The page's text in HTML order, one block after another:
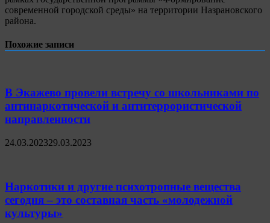
современной городской среды» на территории Назрановского
района.
Похожие записи
В Экажево провели встречу со школьниками по
антинаркотической и антитеррористической
направленности
24.03.202329.03.2023
Наркотики и другие психотропные вещества
сегодня – это составная часть «молодежной
культуры»